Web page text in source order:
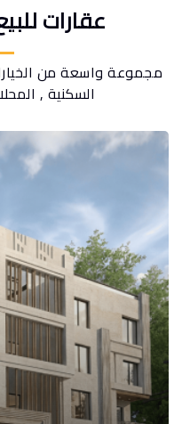
عقارات
مجموعة واسعة من
السكنية ,